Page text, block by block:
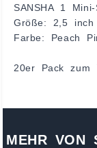
SANSHA 1
Größe: 2,5 inch
Farbe: Peach
20er Pack zum
MEHR VON